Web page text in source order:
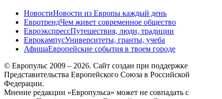
НовостиНовости из Европы каждый день
ЕвротрендЧем живет современное общество
ЕвроэкспрессПутешествия, люди, традиции
ЕврокампусУниверситеты, гранты, учеба
АфишаЕвропейские события в твоем городе
© Европульс 2009 – 2026. Сайт создан при поддержке
Представительства Европейского Союза в Российской
Федерации.
Мнение редакции «Европульса» может не совпадать с